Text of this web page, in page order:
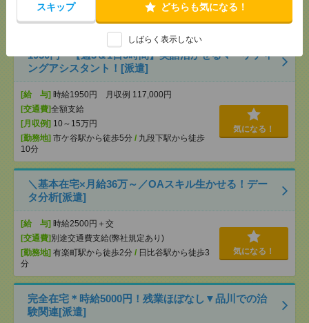
スキップ どちらも気になる！
しばらく表示しない
[交通費]交通費全額支給
[勤務地]巣鴨駅/目白駅/北池袋駅/…
気になる！
1950円＊【週3＆1日5時間】英語活かせるマーケティ
ングアシスタント！[派遣]
[給 与] 時給1950円 月収例 117,000円
[交通費]全額支給
[月収例] 10～15万円
[勤務地] 市ケ谷駅から徒歩5分 / 九段下駅から徒歩
10分
気になる！
＼基本在宅×月給36万～／OAスキル生かせる！デー
タ分析[派遣]
[給 与] 時給2500円＋交
[交通費] 別途交通費支給(弊社規定あり)
[勤務地] 有楽町駅から徒歩2分 / 日比谷駅から徒歩3
分
気になる！
完全在宅＊時給5000円！残業ほぼなし▼品川での治
験関連[派遣]